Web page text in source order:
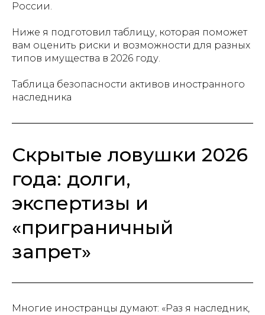
России.
Ниже я подготовил таблицу, которая поможет
вам оценить риски и возможности для разных
типов имущества в 2026 году.
Таблица безопасности активов иностранного
наследника
Скрытые ловушки 2026
года: долги,
экспертизы и
«приграничный
запрет»
Многие иностранцы думают: «Раз я наследник,